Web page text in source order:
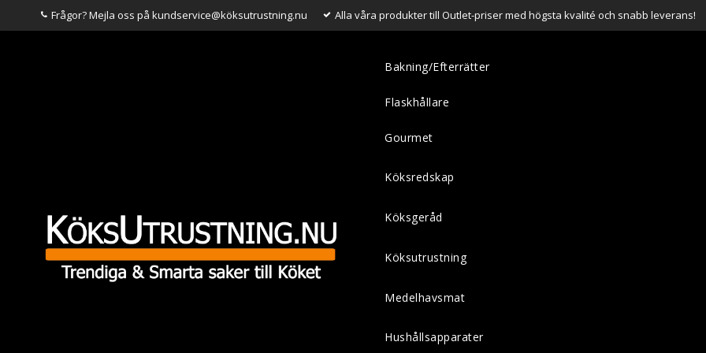
Frågor? Mejla oss på kundservice@köksutrustning.nu Alla våra produkter till Outlet-priser med högsta kvalité och snabb leverans!
Bakning/Efterrätter
Flaskhållare
Gourmet
Köksredskap
Köksgeråd
Köksutrustning
Medelhavsmat
Hushållsapparater